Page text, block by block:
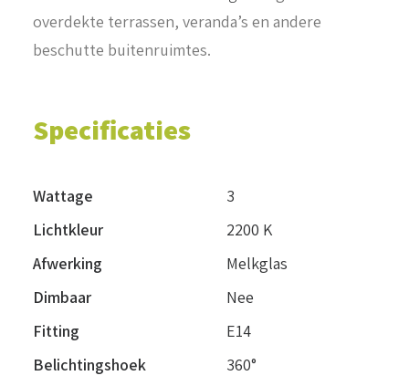
overdekte terrassen, veranda’s en andere
beschutte buitenruimtes.
Specificaties
Wattage
3
Lichtkleur
2200 K
Afwerking
Melkglas
Dimbaar
Nee
Fitting
E14
Belichtingshoek
360°